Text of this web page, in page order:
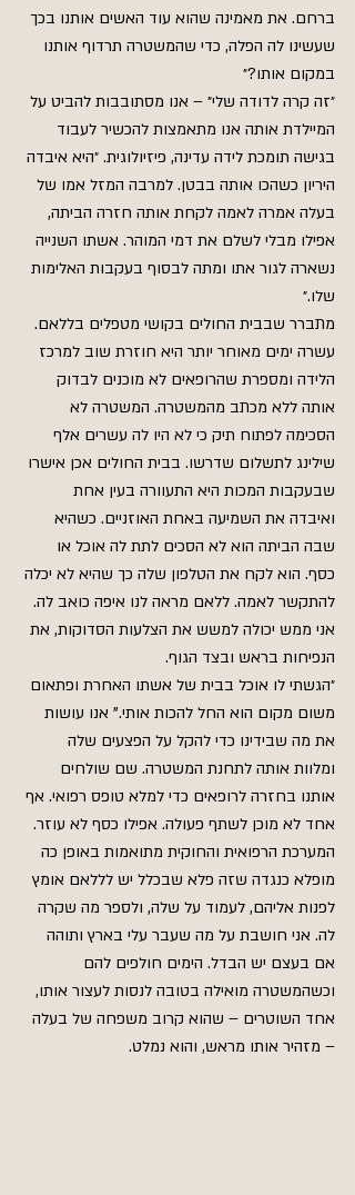
ברחם. את מאמינה שהוא עוד האשים אותנו בכך
שעשינו לה הפלה, כדי שהמשטרה תרדוף אותנו
במקום אותו?״
״זה קרה לדודה שלי״ – אנו מסתובבות להביט על
המיילדת אותה אנו מתאמצות להכשיר לעבוד
בגישה תומכת לידה עדינה, פיזיולוגית. ״היא איבדה
היריון כשהכו אותה בבטן. למרבה המזל אמו של
בעלה אמרה לאמה לקחת אותה חזרה הביתה,
אפילו מבלי לשלם את דמי המוהר. אשתו השנייה
נשארה לגור אתו ומתה לבסוף בעקבות האלימות
שלו.״
מתברר שבבית החולים בקושי מטפלים בללאם.
עשרה ימים מאוחר יותר היא חוזרת שוב למרכז
הלידה ומספרת שהרופאים לא מוכנים לבדוק
אותה ללא מכתב מהמשטרה. המשטרה לא
הסכימה לפתוח תיק כי לא היו לה עשרים אלף
שילינג לתשלום שדרשו. בבית החולים אכן אישרו
שבעקבות המכות היא התעוורה בעין אחת
ואיבדה את השמיעה באחת האוזניים. כשהיא
שבה הביתה הוא לא הסכים לתת לה אוכל או
כסף. הוא לקח את הטלפון שלה כך שהיא לא יכלה
להתקשר לאמה. ללאם מראה לנו איפה כואב לה.
אני ממש יכולה למשש את הצלעות הסדוקות, את
הנפיחות בראש ובצד הגוף.
״הגשתי לו אוכל בבית של אשתו האחרת ופתאום
משום מקום הוא החל להכות אותי." אנו עושות
את מה שבידינו כדי להקל על הפצעים שלה
ומלוות אותה לתחנת המשטרה. שם שולחים
אותנו בחזרה לרופאים כדי למלא טופס רפואי. אף
אחד לא מוכן לשתף פעולה. אפילו כסף לא עוזר.
המערכת הרפואית והחוקית מתואמות באופן כה
מופלא כנגדה שזה פלא שבכלל יש לללאם אומץ
לפנות אליהם, לעמוד על שלה, ולספר מה שקרה
לה. אני חושבת על מה שעבר עלי בארץ ותוהה
אם בעצם יש הבדל. הימים חולפים להם
וכשהמשטרה מואילה בטובה לנסות לעצור אותו,
אחד השוטרים – שהוא קרוב משפחה של בעלה
– מזהיר אותו מראש, והוא נמלט.